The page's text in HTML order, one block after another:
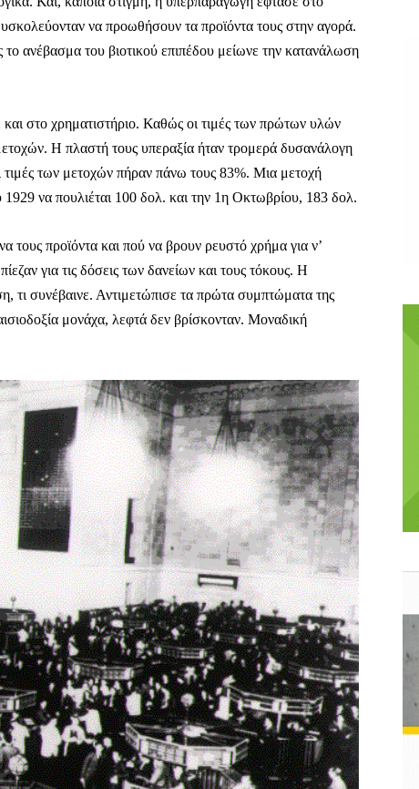
Αγώνας της Κρήτης
Ποιοι είμαστε
Και το σεβόμαστε.
κατάσταση, συνέχισε να μας διαβάζεις δωρεάν. Η
Ορίστε δύο καλοί λόγοι για να το κάνεις:
την ποιότητα και την ανεξαρτησία της δημοσιογραφίας μας.
και η διαδικασία διαρκεί λιγότερο από 1 λεπτό.
ή δωρητής.
Γίνε συνδρομητής
Σας ευχαριστούμε θερμά.
να προωθήσουν τα προϊόντα τους στην αγορά.
ανέβασμα του βιοτικού επιπέδου μείωνε την κατανάλωση
στο χρηματιστήριο. Καθώς οι τιμές των πρώτων υλών
Η πλαστή τους υπεραξία ήταν τρομερά δυσανάλογη
των μετοχών πήραν πάνω τους 83%. Μια μετοχή
να πουλιέται 100 δολ. και την 1η Οκτωβρίου, 183 δολ.
τους προϊόντα και πού να βρουν ρευστό χρήμα για ν’
για τις δόσεις των δανείων και τους τόκους. Η
τι συνέβαινε. Αντιμετώπισε τα πρώτα συμπτώματα της
μονάχα, λεφτά δεν βρίσκονταν. Μοναδική